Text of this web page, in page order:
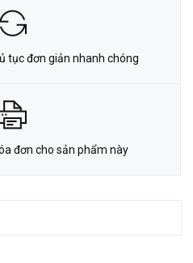
tục đơn giản nhanh chóng
đơn cho sản phẩm này